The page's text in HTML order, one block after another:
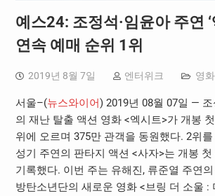
예스24: 조정석·임윤아 주연
연속 예매 순위 1위
2019년 8월 7일 엔터위크 영화
서울–(뉴스와이어) 2019년 08월 07일 —
의 재난 탈출 액션 영화 <엑시트>가 개봉
위에 오르며 375만 관객을 동원했다. 2위
성기 주연의 판타지 액션 <사자>는 개봉
기록했다. 이번 주는 유해진, 류준열 주연
방탄소년단의 새로운 영화 <브링 더 소울 :